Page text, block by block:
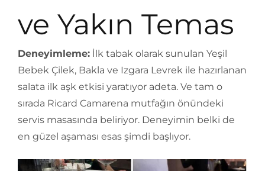
ve Yakın Temas
Deneyimleme: İlk tabak olarak sunulan Yeşil
Bebek Çilek, Bakla ve Izgara Levrek ile hazırlanan
salata ilk aşk etkisi yaratıyor adeta. Ve tam o
sırada Ricard Camarena mutfağın önündeki
servis masasında beliriyor. Deneyimin belki de
en güzel aşaması esas şimdi başlıyor.